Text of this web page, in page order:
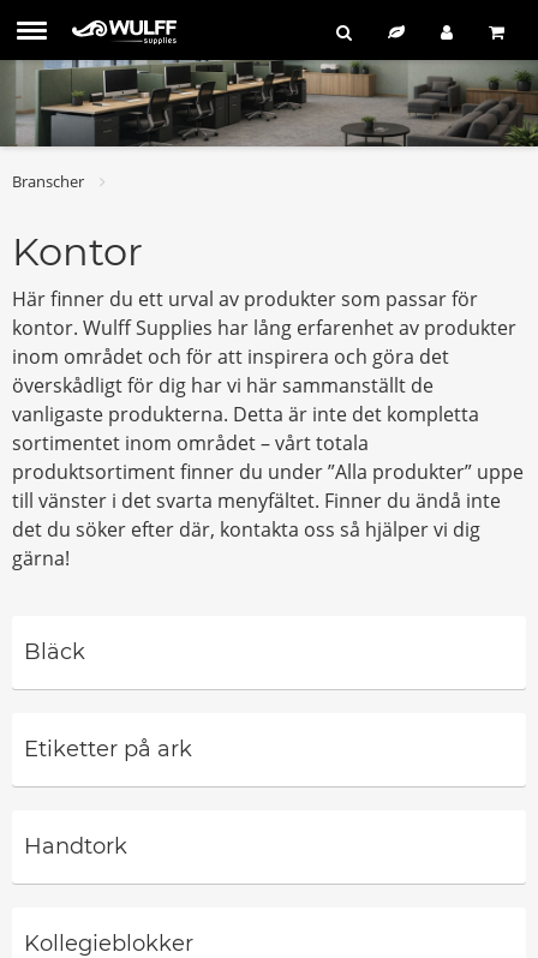
Branscher
Kontor
Här finner du ett urval av produkter som passar för
kontor. Wulff Supplies har lång erfarenhet av produkter
inom området och för att inspirera och göra det
överskådligt för dig har vi här sammanställt de
vanligaste produkterna. Detta är inte det kompletta
sortimentet inom området – vårt totala
produktsortiment finner du under ”Alla produkter” uppe
till vänster i det svarta menyfältet. Finner du ändå inte
det du söker efter där, kontakta oss så hjälper vi dig
gärna!
Bläck
Etiketter på ark
Handtork
Kollegieblokker